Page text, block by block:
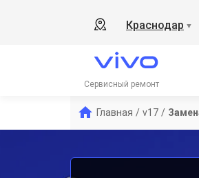
Краснодар ▼
Сервисный ремонт
Главная / v17 /